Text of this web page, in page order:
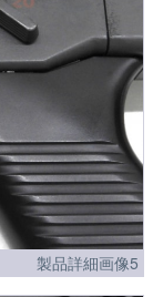
製品詳細画像5